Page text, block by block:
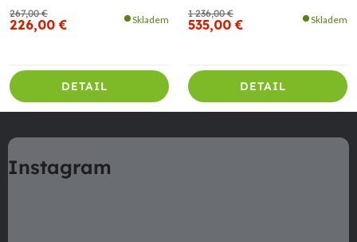
267,00 €
226,00 € Skladem
DETAIL
1 236,00 €
535,00 € Skladem
DETAIL
á
pInstagram